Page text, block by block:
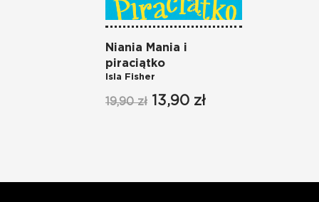
Niania Mania i
piraciątko
Isla Fisher
19,90 zł 13,90 zł